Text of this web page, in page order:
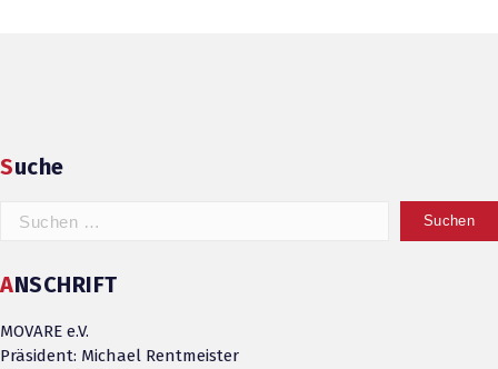
Suche
ANSCHRIFT
MOVARE e.V.
Präsident: Michael Rentmeister